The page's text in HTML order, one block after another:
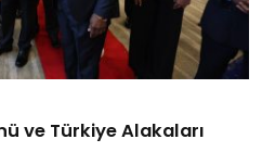
ve Türkiye Alakaları